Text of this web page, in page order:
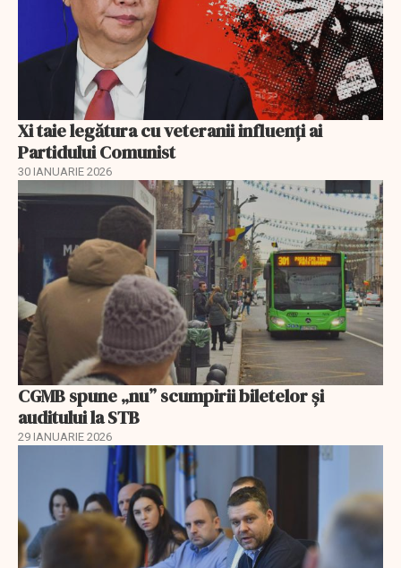
Xi taie legătura cu veteranii influenți ai
Partidului Comunist
30 IANUARIE 2026
CGMB spune „nu” scumpirii biletelor și
auditului la STB
29 IANUARIE 2026